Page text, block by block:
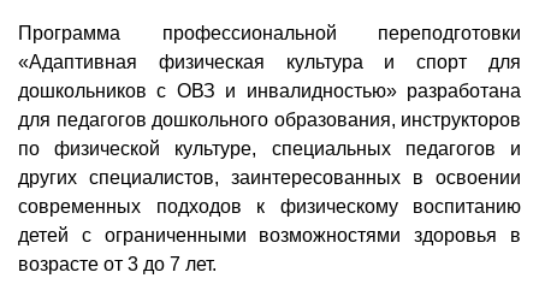
Программа профессиональной переподготовки
«Адаптивная физическая культура и спорт для
дошкольников с ОВЗ и инвалидностью» разработана
для педагогов дошкольного образования, инструкторов
по физической культуре, специальных педагогов и
других специалистов, заинтересованных в освоении
современных подходов к физическому воспитанию
детей с ограниченными возможностями здоровья в
возрасте от 3 до 7 лет.